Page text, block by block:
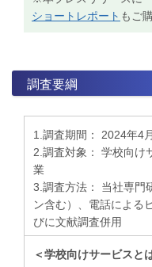
ショートレポート もご
調査要綱
1.調査期間： 2024年4
2.調査対象： 学校向け
業
3.調査方法： 当社専門
ン含む）、電話による
びに文献調査併用
＜学校向けサービスと